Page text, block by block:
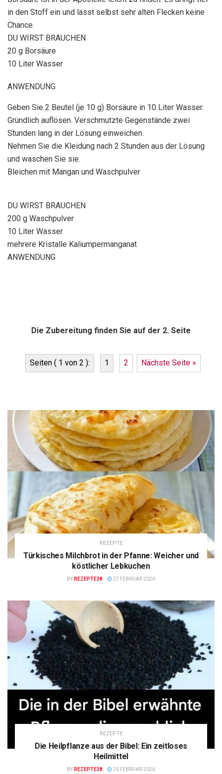
in den Stoff ein und lässt selbst sehr alten Flecken keine
Chance.
DU WIRST BRAUCHEN
20 g Borsäure
10 Liter Wasser
ANWENDUNG
Geben Sie 2 Beutel (je 10 g) Borsäure in 10 Liter Wasser.
Gründlich auflösen. Verschmutzte Gegenstände zwei
Stunden lang in der Lösung einweichen.
Nehmen Sie die Kleidung nach 2 Stunden aus der Lösung
und waschen Sie sie.
Bleichen mit Mangan und Waschpulver
DU WIRST BRAUCHEN
200 g Waschpulver
10 Liter Wasser
mehrere Kristalle Kaliumpermanganat
ANWENDUNG
Die Zubereitung finden Sie auf der 2. Seite
Seiten ( 1 von 2 ): 1 2 Nächste Seite »
REZEPTE
Türkisches Milchbrot in der Pfanne: Weicher und
köstlicher Lebkuchen
BY REZEPTE38 27 FEBRUAR 2026
REZEPTE
Die Heilpflanze aus der Bibel: Ein zeitloses
Heilmittel
BY REZEPTE38 26 FEBRUAR 2026